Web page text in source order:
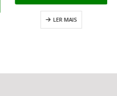
LER MAIS